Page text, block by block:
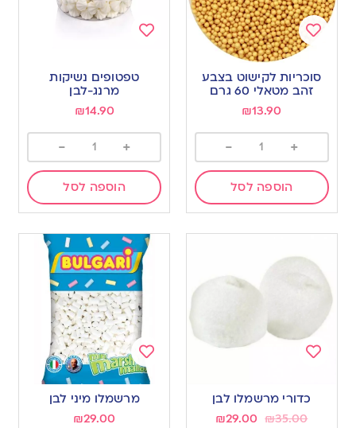
Add
to
wishlist
סוכריות לקישוט בצבע
זהב מטאלי 60 גרם
₪13.90
+
-
הוספה לסל
wishlist
טפטופים נשיקות
מרנג-לבן
₪14.90
+
-
הוספה לסל
כדורי מרשמלו לבן
₪35.00
₪29.00
Add
מרשמלו מיני לבן
₪29.00